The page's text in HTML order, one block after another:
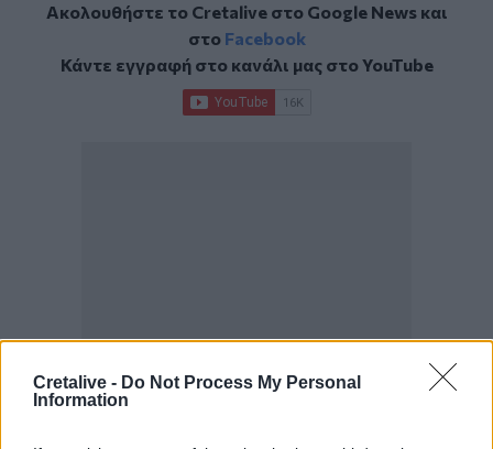
Cretalive - Do Not Process My Personal
Information
Ακολουθήστε το Cretalive στο Google Newsκαι
στο Facebook
Κάντε εγγραφή στο κανάλι μας στοYouTube